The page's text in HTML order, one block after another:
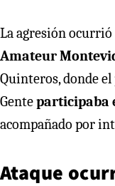
La agresión ocurrió
Amateur
Quinteros, donde
Genteparticipaba
acompañado por
Ataque